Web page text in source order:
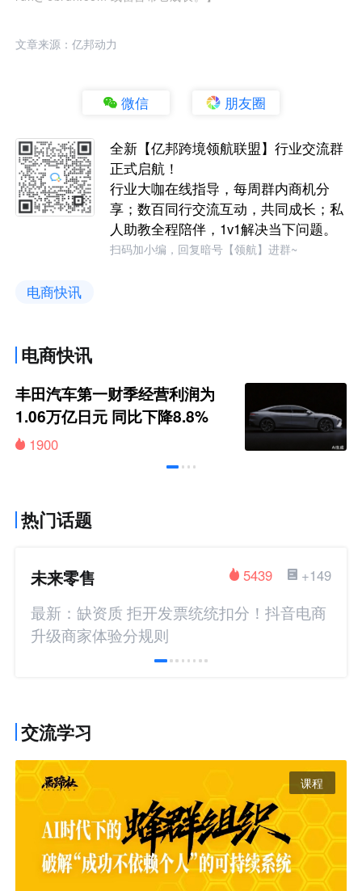
文章来源：亿邦动力
微信 朋友圈
全新【亿邦跨境领航联盟】行业交流群
正式启航！
行业大咖在线指导，每周群内商机分
享；数百同行交流互动，共同成长；私
人助教全程陪伴，1v1解决当下问题。
扫码加小编，回复暗号【领航】进群~
电商快讯
电商快讯
丰田汽车第一财季经营利润为
1.06万亿日元 同比下降8.8%
1900
热门话题
未来零售 +149
5439
最新：缺资质 拒开发票统统扣分！抖音电商
升级商家体验分规则
交流学习
课程